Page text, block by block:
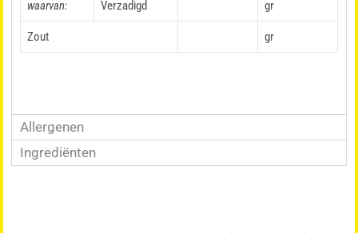
waarvan: Verzadigd gr
Zout gr
Allergenen
Ingrediënten